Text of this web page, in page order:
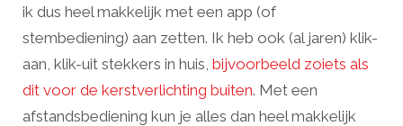
ik dus heel makkelijk met een app (of
stembediening) aan zetten. Ik heb ook (al jaren) klik-
aan, klik-uit stekkers in huis, bijvoorbeeld zoiets als
dit voor de kerstverlichting buiten. Met een
afstandsbediening kun je alles dan heel makkelijk